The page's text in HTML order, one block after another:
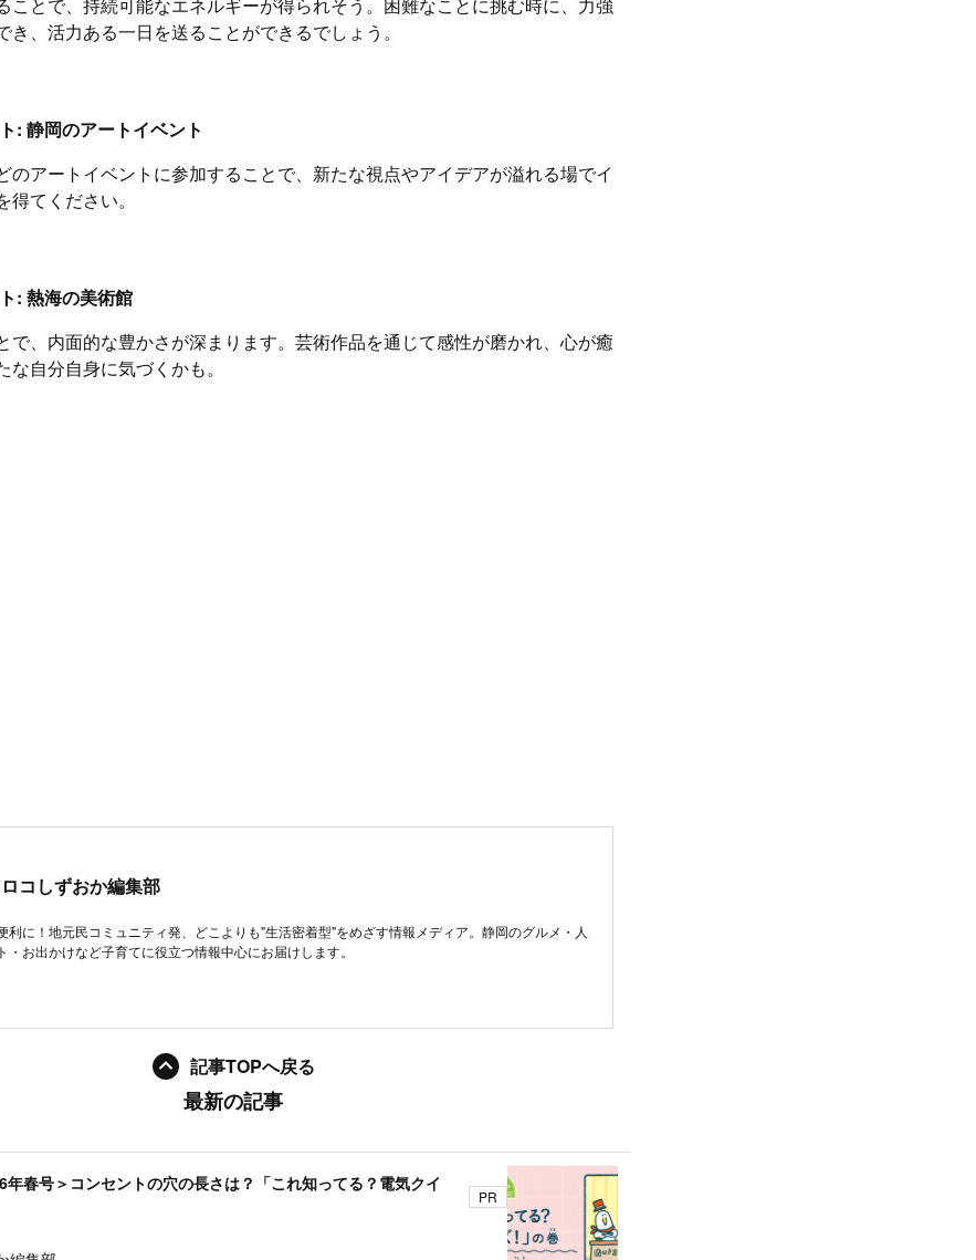
き、活力ある一日を送ることができるでしょう。
: 静岡のアートイベント
のアートイベントに参加することで、新たな視点やアイデアが溢れる場でイ
てください。
: 熱海の美術館
で、内面的な豊かさが深まります。芸術作品を通じて感性が磨かれ、心が癒
自分自身に気づくかも。
コしずおか編集部
利に！地元民コミュニティ発、どこよりも"生活密着型"をめざす情報メディア。静岡のグルメ・人
・お出かけなど子育てに役立つ情報中心にお届けします。
記事TOPへ戻る
最新の記事
年春号＞コンセントの穴の長さは？「これ知ってる？電気クイ
PR